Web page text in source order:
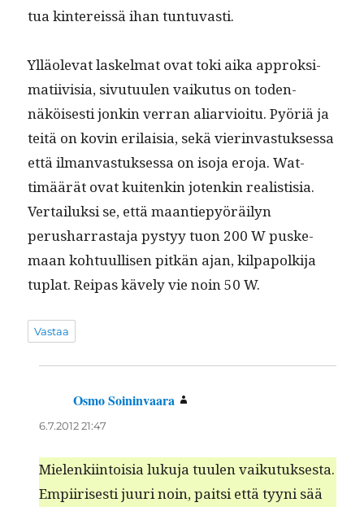
tua kin­tereis­sä ihan tuntuvasti.
Ylläol­e­vat laskel­mat ovat toki aika approksi­
mati­ivisia, sivu­tu­ulen vaiku­tus on toden­
näköis­es­ti jonkin ver­ran aliarvioitu. Pyöriä ja
teitä on kovin eri­laisia, sekä vier­in­vas­tuk­ses­sa
että ilman­vas­tuk­ses­sa on iso­ja ero­ja. Wat­
timäärät ovat kuitenkin jotenkin real­is­tisia.
Ver­tailuk­si se, että maantiepyöräi­lyn
perushar­ras­ta­ja pystyy tuon 200 W puske­
maan kohtu­ullisen pitkän ajan, kil­pa­polk­i­ja
tuplat. Reipas käve­ly vie noin 50 W.
Vastaa
Osmo Soininvaara
6.7.2012 21:47
Mie­lenki­in­toisia luku­ja tuulen vaiku­tuk­ses­ta.
Empi­iris­es­ti juuri noin, pait­si että tyyni sää